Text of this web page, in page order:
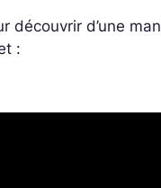
découvrir d’une
: